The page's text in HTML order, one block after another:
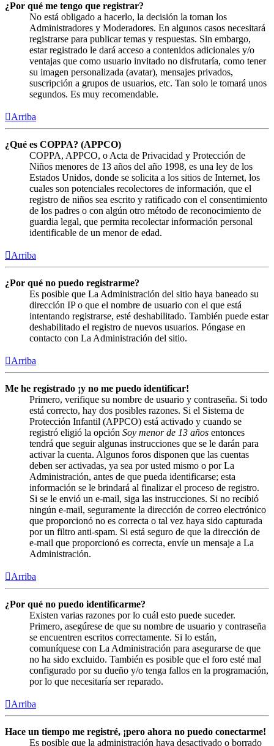
¿Por qué me tengo que registrar?
No está obligado a hacerlo, la decisión la toman los
Administradores y Moderadores. En algunos casos necesitará
registrarse para publicar temas y respuestas. Sin embargo,
estar registrado le dará acceso a contenidos adicionales y/o
ventajas que como usuario invitado no disfrutaría, como tener
su imagen personalizada (avatar), mensajes privados,
suscripción a grupos de usuarios, etc. Tan solo le tomará unos
segundos. Es muy recomendable.
Arriba
¿Qué es COPPA? (APPCO)
COPPA, APPCO, o Acta de Privacidad y Protección de
Niños menores de 13 años del año 1998, es una ley de los
Estados Unidos, donde se solicita a los sitios de Internet, los
cuales son potenciales recolectores de información, que el
registro de niños sea escrito y ratificado con el consentimiento
de los padres o con algún otro método de reconocimiento de
guardia legal, que permita recolectar información personal
identificable de un menor de edad.
Arriba
¿Por qué no puedo registrarme?
Es posible que La Administración del sitio haya baneado su
dirección IP o que el nombre de usuario con el que está
intentando registrarse, esté deshabilitado. También puede estar
deshabilitado el registro de nuevos usuarios. Póngase en
contacto con La Administración del sitio.
Arriba
Me he registrado ¡y no me puedo identificar!
Primero, verifique su nombre de usuario y contraseña. Si todo
está correcto, hay dos posibles razones. Si el Sistema de
Protección Infantil (APPCO) está activado y cuando se
registró eligió la opción Soy menor de 13 años entonces
tendrá que seguir algunas instrucciones que se le darán para
activar la cuenta. Algunos foros disponen que las cuentas
deben ser activadas, ya sea por usted mismo o por La
Administración, antes de que pueda identificarse; esta
información se le brindará al finalizar el proceso de registro.
Si se le envió un e-mail, siga las instrucciones. Si no recibió
ningún e-mail, seguramente la dirección de correo electrónico
que proporcionó no es correcta o tal vez haya sido capturada
por un filtro anti-spam. Si está seguro de que la dirección de
e-mail que proporcionó es correcta, envíe un mensaje a La
Administración.
Arriba
¿Por qué no puedo identificarme?
Existen varias razones por lo cuál esto puede suceder.
Primero, asegúrese de que su nombre de usuario y contraseña
se encuentren escritos correctamente. Si lo están,
comuníquese con La Administración para asegurarse de que
no ha sido excluido. También es posible que el foro esté mal
configurado por su dueño y/o tenga fallos en la programación,
por lo que necesitaría ser reparado.
Arriba
Hace un tiempo me registré, ¡pero ahora no puedo conectarme!
Es posible que la administración haya desactivado o borrado